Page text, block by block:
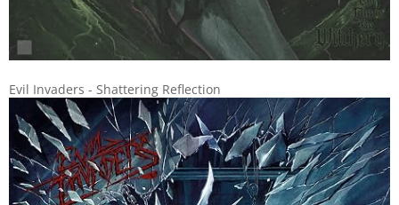
Evil Invaders - Shattering Reflection